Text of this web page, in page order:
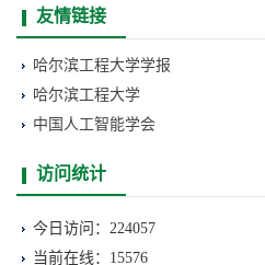
友情链接
哈尔滨工程大学学报
哈尔滨工程大学
中国人工智能学会
访问统计
今日访问：224057
当前在线：15576